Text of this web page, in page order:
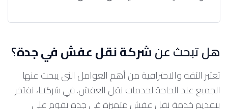
هل تبحث عنشركة نقل عفش في جدة؟
تعتبر الثقة والاحترافية من أهم العوامل التي يبحث عنها
الجميع عند الحاجة لخدمات نقل العفش. في شركتنا، نفتخر
بتقديم خدمة نقل عفش متميزة في جدة تقوم على